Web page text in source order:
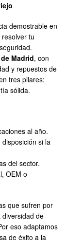
demostrable en
tu
Madrid, con
y repuestos de
tres pilares:
sólida.
al año.
si la
del sector.
OEM o
que sufren por
de
eso adaptamos
de éxito a la